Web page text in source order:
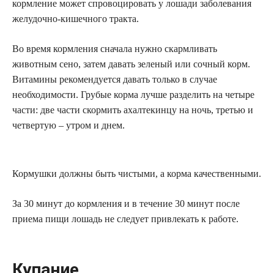
кормление может спровоцировать у лошади заболевания
желудочно-кишечного тракта.
Во время кормления сначала нужно скармливать
животным сено, затем давать зеленый или сочный корм.
Витамины рекомендуется давать только в случае
необходимости. Грубые корма лучше разделить на четыре
части: две части скормить ахалтекинцу на ночь, третью и
четвертую – утром и днем.
Кормушки должны быть чистыми, а корма качественными.
За 30 минут до кормления и в течение 30 минут после
приема пищи лошадь не следует привлекать к работе.